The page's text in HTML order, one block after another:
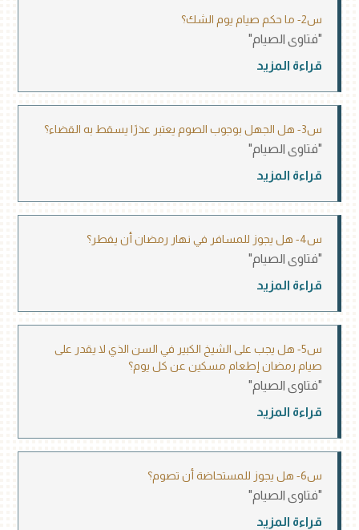
س2- ما حكم صيام يوم الشك؟
"فتاوى الصيام"
قراءة المزيد
س3- هل الجهل بوجوب الصوم يعتبر عذرًا يسقط به القضاء؟
"فتاوى الصيام"
قراءة المزيد
س4- هل يجوز للمسافر في نهار رمضان أن يفطر؟
"فتاوى الصيام"
قراءة المزيد
س5- هل يجب على الشيخ الكبير في السن الذي لا يقدر على
صيام رمضان إطعام مسكين عن كل يوم؟
"فتاوى الصيام"
قراءة المزيد
س6- هل يجوز للمستحاضة أن تصوم؟
"فتاوى الصيام"
قراءة المزيد